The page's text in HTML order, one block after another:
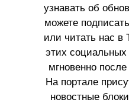
узнавать об
можете
или читать нас в
этих
мгновенно
На портале
новостные